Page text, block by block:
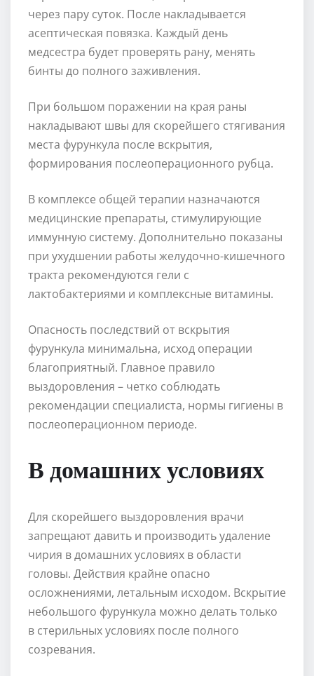
через пару суток. После накладывается
асептическая повязка. Каждый день
медсестра будет проверять рану, менять
бинты до полного заживления.
При большом поражении на края раны
накладывают швы для скорейшего стягивания
места фурункула после вскрытия,
формирования послеоперационного рубца.
В комплексе общей терапии назначаются
медицинские препараты, стимулирующие
иммунную систему. Дополнительно показаны
при ухудшении работы желудочно-кишечного
тракта рекомендуются гели с
лактобактериями и комплексные витамины.
Опасность последствий от вскрытия
фурункула минимальна, исход операции
благоприятный. Главное правило
выздоровления – четко соблюдать
рекомендации специалиста, нормы гигиены в
послеоперационном периоде.
В домашних условиях
Для скорейшего выздоровления врачи
запрещают давить и производить удаление
чирия в домашних условиях в области
головы. Действия крайне опасно
осложнениями, летальным исходом. Вскрытие
небольшого фурункула можно делать только
в стерильных условиях после полного
созревания.